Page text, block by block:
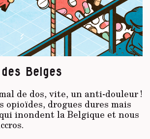
Belges
de dos, vite, un anti-douleur !
opioïdes, drogues dures mais
inondent la Belgique et nous